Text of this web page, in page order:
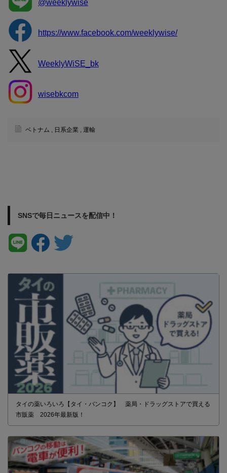
@weeklywise
https://www.facebook.com/weeklywise/
WeeklyWiSE_bk
wisebkcom
ベトナム , 日系企業 , 運輸
SNSで毎日ニュースを配信中！
タイの薬いろいろ【タイ・バンコク】 薬局・ドラッグストアで買える
市販薬 2026年最新版！